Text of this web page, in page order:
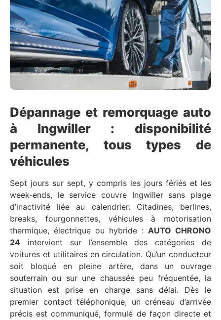
Dépannage et remorquage auto
à Ingwiller : disponibilité
permanente, tous types de
véhicules
Sept jours sur sept, y compris les jours fériés et les
week-ends, le service couvre Ingwiller sans plage
d’inactivité liée au calendrier. Citadines, berlines,
breaks, fourgonnettes, véhicules à motorisation
thermique, électrique ou hybride : AUTO CHRONO
24 intervient sur l’ensemble des catégories de
voitures et utilitaires en circulation. Qu’un conducteur
soit bloqué en pleine artère, dans un ouvrage
souterrain ou sur une chaussée peu fréquentée, la
situation est prise en charge sans délai. Dès le
premier contact téléphonique, un créneau d’arrivée
précis est communiqué, formulé de façon directe et